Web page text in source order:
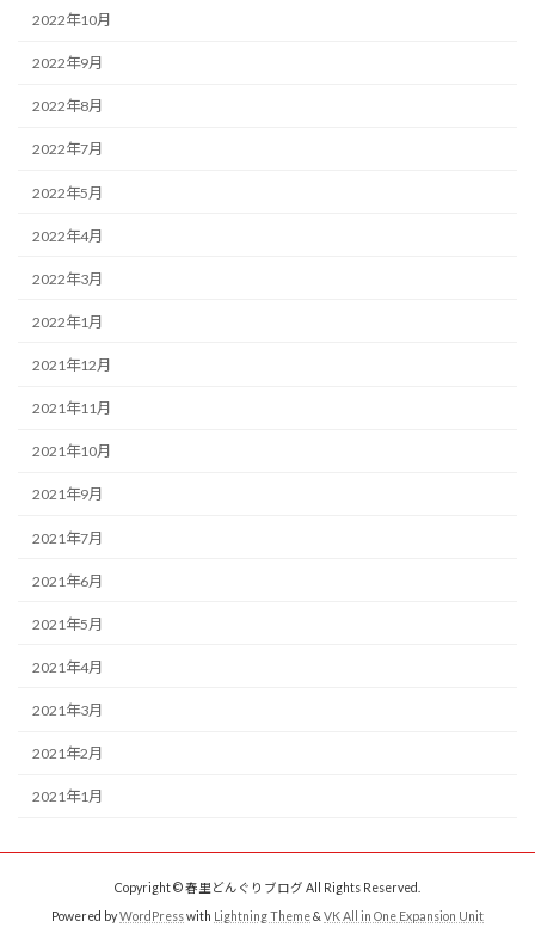
2022年10月
2022年9月
2022年8月
2022年7月
2022年5月
2022年4月
2022年3月
2022年1月
2021年12月
2021年11月
2021年10月
2021年9月
2021年7月
2021年6月
2021年5月
2021年4月
2021年3月
2021年2月
2021年1月
Copyright © 春里どんぐりブログ All Rights Reserved.
Powered byWordPresswith Lightning Theme& VK All in One Expansion Unit